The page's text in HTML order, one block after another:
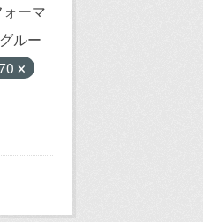
ォーマ
グルー